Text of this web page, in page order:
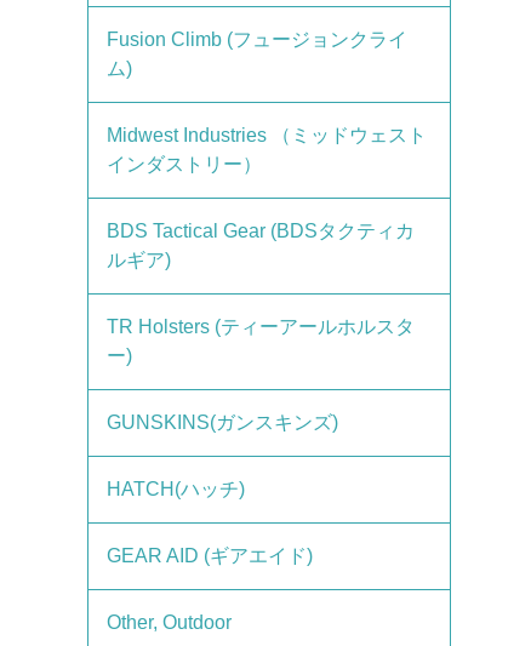
Fusion Climb (フュージョンクライ
ム)
Midwest Industries （ミッドウェスト
インダストリー）
BDS Tactical Gear (BDSタクティカ
ルギア)
TR Holsters (ティーアールホルスタ
ー)
GUNSKINS(ガンスキンズ)
HATCH(ハッチ)
GEAR AID (ギアエイド)
Other, Outdoor